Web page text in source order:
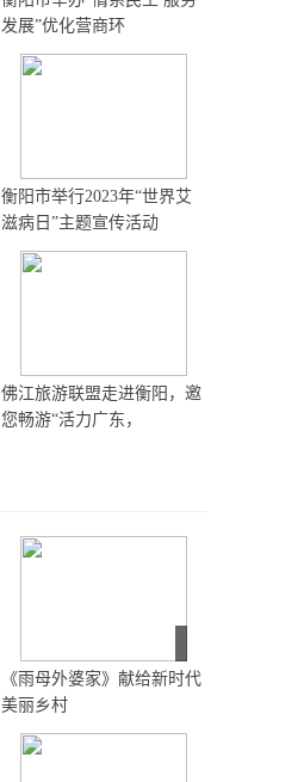
发展”优化营商环
衡阳市举行2023年“世界艾
滋病日”主题宣传活动
佛江旅游联盟走进衡阳，邀
您畅游“活力广东，
《雨母外婆家》献给新时代
美丽乡村